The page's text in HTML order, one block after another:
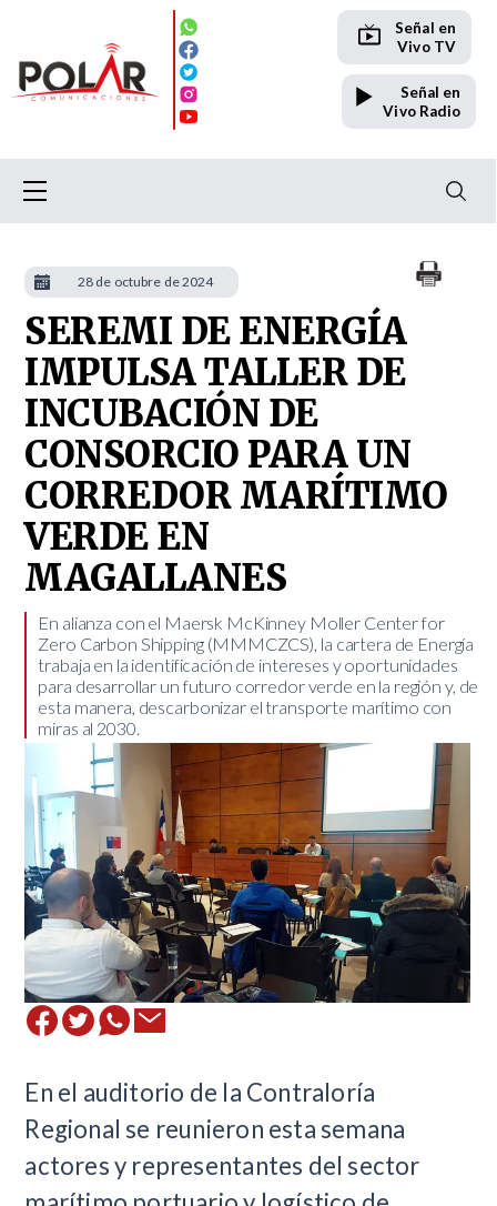
Señal en
Vivo TV
Señal en
Vivo Radio
SEREMI DE ENERGÍA
IMPULSA TALLER DE
INCUBACIÓN DE
CONSORCIO PARA UN
CORREDOR MARÍTIMO
VERDE EN
MAGALLANES
​En alianza con el Maersk McKinney Moller Center for
Zero Carbon Shipping (MMMCZCS), la cartera de Energía
trabaja en la identificación de intereses y oportunidades
para desarrollar un futuro corredor verde en la región y, de
esta manera, descarbonizar el transporte marítimo con
miras al 2030.
En el auditorio de la Contraloría
Regional se reunieron esta semana
actores y representantes del sector
28 de octubre de 2024